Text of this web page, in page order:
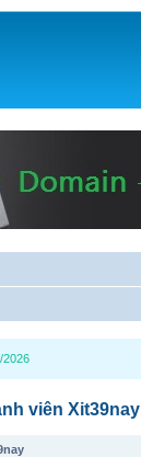
2026
viên Xit39nay